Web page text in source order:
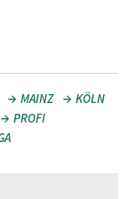
MAINZ
KÖLN
PROFI